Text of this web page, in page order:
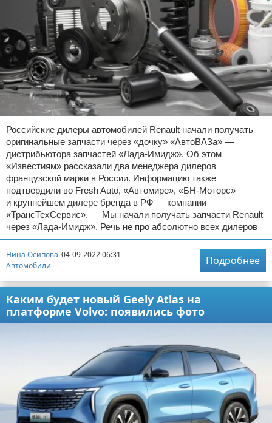
Российские дилеры автомобилей Renault начали получать
оригинальные запчасти через «дочку» «АвтоВАЗа» —
дистрибьютора запчастей «Лада-Имидж». Об этом
«Известиям» рассказали два менеджера дилеров
французской марки в России. Информацию также
подтвердили во Fresh Auto, «Автомире», «БН-Моторс»
и крупнейшем дилере бренда в РФ — компании
«ТрансТехСервис». — Мы начали получать запчасти Renault
через «Лада-Имидж». Речь не про абсолютно всех дилеров
Нина Осипова 04-09-2022 06:31
Автомобили
Подробнее
Каким будет новый Geely Atlas на
платформе Volvo: появились фото